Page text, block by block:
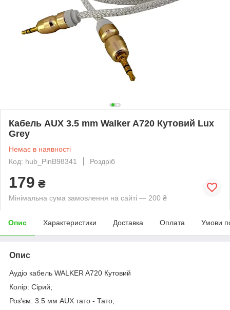
Кабель AUX 3.5 mm Walker A720 Кутовий Lux
Grey
Немає в наявності
Код: hub_PinB98341
Роздріб
179 ₴
Мінімальна сума замовлення на сайті — 200 ₴
Опис Характеристики Доставка Оплата Умови
Опис
Аудіо кабель WALKER A720 Кутовий
Колір: Сірий;
Роз'єм: 3.5 мм AUX тато - Тато;